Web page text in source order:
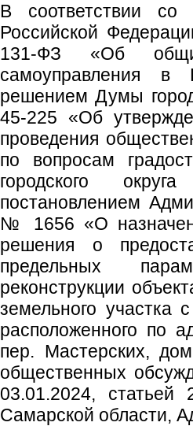
В соответствии со
Российской
131-ФЗ «Об
самоуправления в
решением Думы
45-225 «Об
проведения
по вопросам
городского
постановлением
№ 1656 «О
решения о
предельных
реконструкции
земельного участка
расположенного по
пер. Мастерских,
общественных
03.01.2024, статьей
Самарской области,